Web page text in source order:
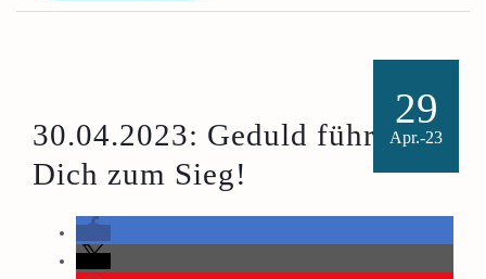
29
Apr.-23
30.04.2023: Geduld führt
Dich zum Sieg!